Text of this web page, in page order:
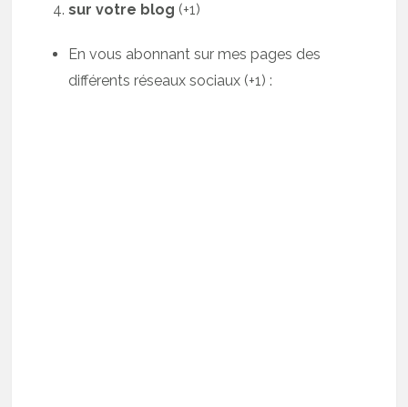
sur votre blog (+1)
En vous abonnant sur mes pages des
différents réseaux sociaux (+1) :